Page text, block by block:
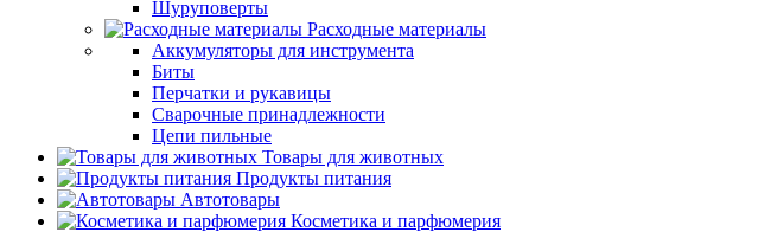
Шуруповерты
Расходные материалы
Аккумуляторы для инструмента
Биты
Перчатки и рукавицы
Сварочные принадлежности
Цепи пильные
Товары для животных
Продукты питания
Автотовары
Косметика и парфюмерия